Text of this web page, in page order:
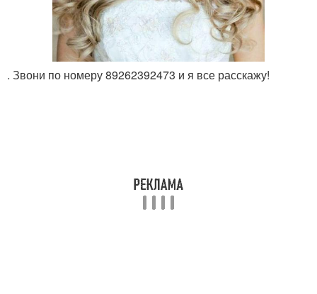
. Звони по номеру 89262392473 и я все расскажу!